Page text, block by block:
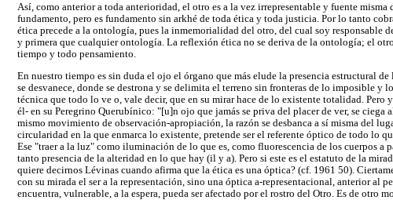
Así, como anterior a toda anterioridad, el otro es a la vez irrepresentable y fuente misma
fundamento, pero es fundamento sin arkhé de toda ética y toda justicia. Por lo tanto
ética precede a la ontología, pues la inmemorialidad del otro, del cual soy responsable
y primera que cualquier ontología. La reflexión ética no se deriva de la ontología; el
tiempo y todo pensamiento.
En nuestro tiempo es sin duda el ojo el órgano que más elude la presencia estructural
se desvanece, donde se destrona y se delimita el terreno sin fronteras de lo imposible y
técnica que todo lo ve o, vale decir, que en su mirar hace de lo existente totalidad.
él- en su Peregrino Querubínico: "[u]n ojo que jamás se priva del placer de ver, se ciega
mismo movimiento de observación-apropiación, la razón se desbanca a sí misma del
circularidad en la que enmarca lo existente, pretende ser el referente óptico de todo lo
Ese "traer a la luz" como iluminación de lo que es, como fluorescencia de los cuerpos a
tanto presencia de la alteridad en lo que hay (il y a). Pero si este es el estatuto de la
quiere decirnos Lévinas cuando afirma que la ética es una óptica? (cf. 1961 50).
con su mirada el ser a la representación, sino una óptica a-representacional, anterior al
encuentra, vulnerable, a la espera, pueda ser afectado por el rostro del Otro. Es de otro